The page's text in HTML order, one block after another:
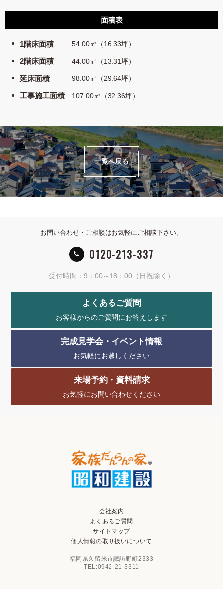
面積表
1階床面積 54.00㎡（16.33坪）
2階床面積 44.00㎡（13.31坪）
延床面積 98.00㎡（29.64坪）
工事施工面積 107.00㎡（32.36坪）
一覧へ戻る
お問い合わせ・ご相談はお気軽にご相談下さい。
0120-213-337
受付時間：9：00～18：00（日祝除く）
よくあるご質問
お客様からのご質問にお答えします
完成見学会・イベント情報
お気軽にお越しください
来場予約・資料請求
お気軽にお問い合わせください
会社案内
よくあるご質問
サイトマップ
個人情報の取り扱いについて
福岡県久留米市諏訪野町2333
TEL:0942-21-3311